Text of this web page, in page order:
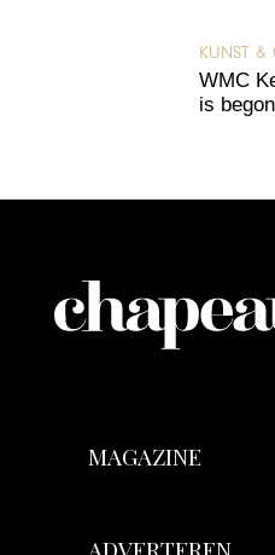
KUNST &
WMC
is
MAGAZINE